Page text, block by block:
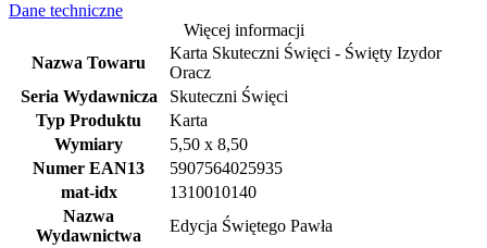
Dane techniczne
Więcej informacji
Nazwa Towaru
Karta Skuteczni Święci - Święty Izydor
Oracz
Seria Wydawnicza
Skuteczni Święci
Typ Produktu
Karta
Wymiary
5,50 x 8,50
Numer EAN13
5907564025935
mat-idx
1310010140
Nazwa
Wydawnictwa
Edycja Świętego Pawła